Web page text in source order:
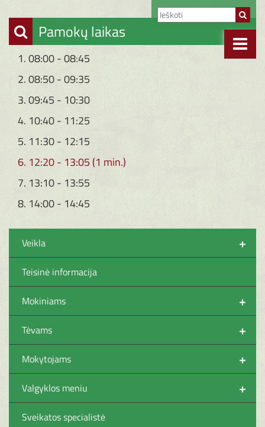
Pamokų laikas
1. 08:00 - 08:45
2. 08:50 - 09:35
3. 09:45 - 10:30
4. 10:40 - 11:25
5. 11:30 - 12:15
6. 12:20 - 13:05 (1 min.)
7. 13:10 - 13:55
8. 14:00 - 14:45
+
Veikla
Teisinė informacija
+
Mokiniams
+
Tėvams
+
Mokytojams
+
Valgyklos meniu
Sveikatos specialistė